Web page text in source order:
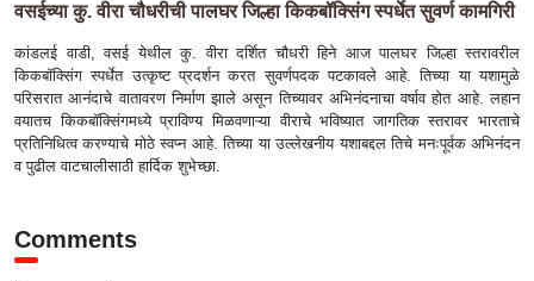
वसईच्या कु. वीरा चौधरीची पालघर जिल्हा किकबॉक्सिंग स्पर्धेत सुवर्ण कामगिरी
कांडलई वाडी, वसई येथील कु. वीरा दर्शित चौधरी हिने आज पालघर जिल्हा स्तरावरील
किकबॉक्सिंग स्पर्धेत उत्कृष्ट प्रदर्शन करत सुवर्णपदक पटकावले आहे. तिच्या या यशामुळे
परिसरात आनंदाचे वातावरण निर्माण झाले असून तिच्यावर अभिनंदनाचा वर्षाव होत आहे. लहान
वयातच किकबॉक्सिंगमध्ये प्राविण्य मिळवणाऱ्या वीराचे भविष्यात जागतिक स्तरावर भारताचे
प्रतिनिधित्व करण्याचे मोठे स्वप्न आहे. तिच्या या उल्लेखनीय यशाबद्दल तिचे मनःपूर्वक अभिनंदन
व पुढील वाटचालीसाठी हार्दिक शुभेच्छा.
Comments